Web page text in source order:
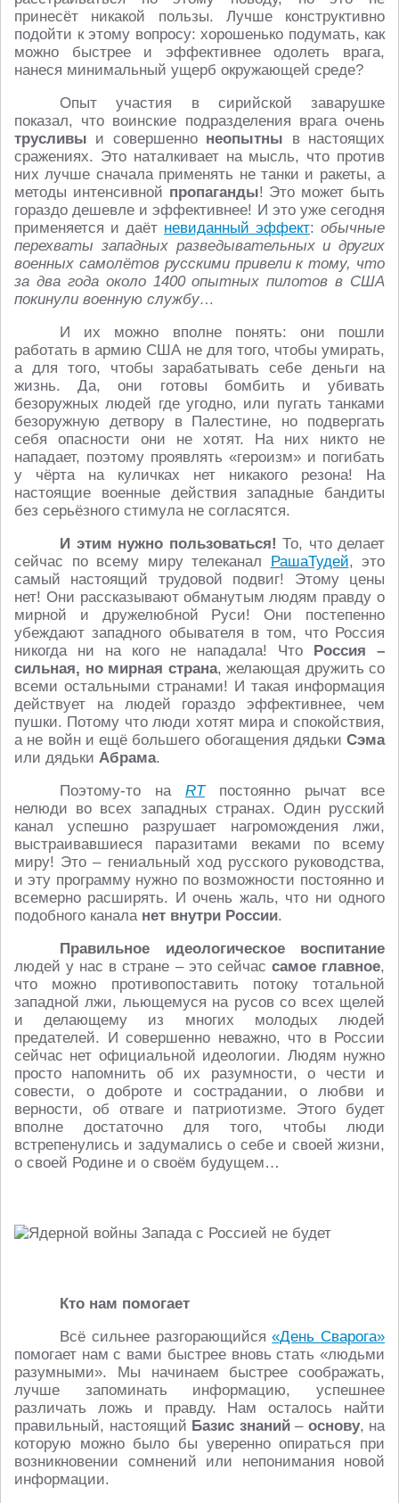
принесёт никакой пользы. Лучше конструктивно
подойти к этому вопросу: хорошенько подумать, как
можно быстрее и эффективнее одолеть врага,
нанеся минимальный ущерб окружающей среде?
Опыт участия в сирийской заварушке
показал, что воинские подразделения врага очень
трусливы и совершенно неопытны в настоящих
сражениях. Это наталкивает на мысль, что против
них лучше сначала применять не танки и ракеты, а
методы интенсивной пропаганды! Это может быть
гораздо дешевле и эффективнее! И это уже сегодня
применяется и даёт невиданный эффект: обычные
перехваты западных разведывательных и других
военных самолётов русскими привели к тому, что
за два года около 1400 опытных пилотов в США
покинули военную службу…
И их можно вполне понять: они пошли
работать в армию США не для того, чтобы умирать,
а для того, чтобы зарабатывать себе деньги на
жизнь. Да, они готовы бомбить и убивать
безоружных людей где угодно, или пугать танками
безоружную детвору в Палестине, но подвергать
себя опасности они не хотят. На них никто не
нападает, поэтому проявлять «героизм» и погибать
у чёрта на куличках нет никакого резона! На
настоящие военные действия западные бандиты
без серьёзного стимула не согласятся.
И этим нужно пользоваться! То, что делает
сейчас по всему миру телеканал РашаТудей, это
самый настоящий трудовой подвиг! Этому цены
нет! Они рассказывают обманутым людям правду о
мирной и дружелюбной Руси! Они постепенно
убеждают западного обывателя в том, что Россия
никогда ни на кого не нападала! Что Россия –
сильная, но мирная страна, желающая дружить со
всеми остальными странами! И такая информация
действует на людей гораздо эффективнее, чем
пушки. Потому что люди хотят мира и спокойствия,
а не войн и ещё большего обогащения дядьки Сэма
или дядьки Абрама.
Поэтому-то на RTпостоянно рычат все
нелюди во всех западных странах. Один русский
канал успешно разрушает нагромождения лжи,
выстраивавшиеся паразитами веками по всему
миру! Это – гениальный ход русского руководства,
и эту программу нужно по возможности постоянно и
всемерно расширять. И очень жаль, что ни одного
подобного канала нет внутри России.
Правильное идеологическое воспитание
людей у нас в стране – это сейчас самое главное,
что можно противопоставить потоку тотальной
западной лжи, льющемуся на русов со всех щелей
и делающему из многих молодых людей
предателей. И совершенно неважно, что в России
сейчас нет официальной идеологии. Людям нужно
просто напомнить об их разумности, о чести и
совести, о доброте и сострадании, о любви и
верности, об отваге и патриотизме. Этого будет
вполне достаточно для того, чтобы люди
встрепенулись и задумались о себе и своей жизни,
о своей Родине и о своём будущем…
Кто нам помогает
Всё сильнее разгорающийся«День Сварога»
помогает нам с вами быстрее вновь стать «людьми
разумными». Мы начинаем быстрее соображать,
лучше запоминать информацию, успешнее
различать ложь и правду. Нам осталось найти
правильный, настоящий Базис знаний – основу, на
которую можно было бы уверенно опираться при
возникновении сомнений или непонимания новой
информации.